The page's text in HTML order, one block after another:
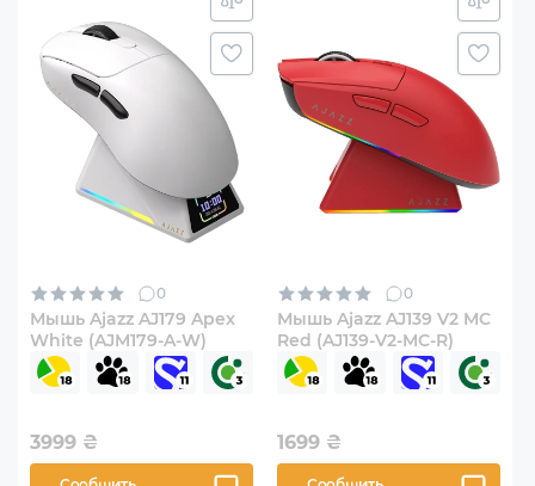
0
Мышь Ajazz AJ179 Apex
White (AJM179-A-W)
3999 ₴
0
Мышь Ajazz AJ139 V2 MC
Red (AJ139-V2-MC-R)
1699 ₴